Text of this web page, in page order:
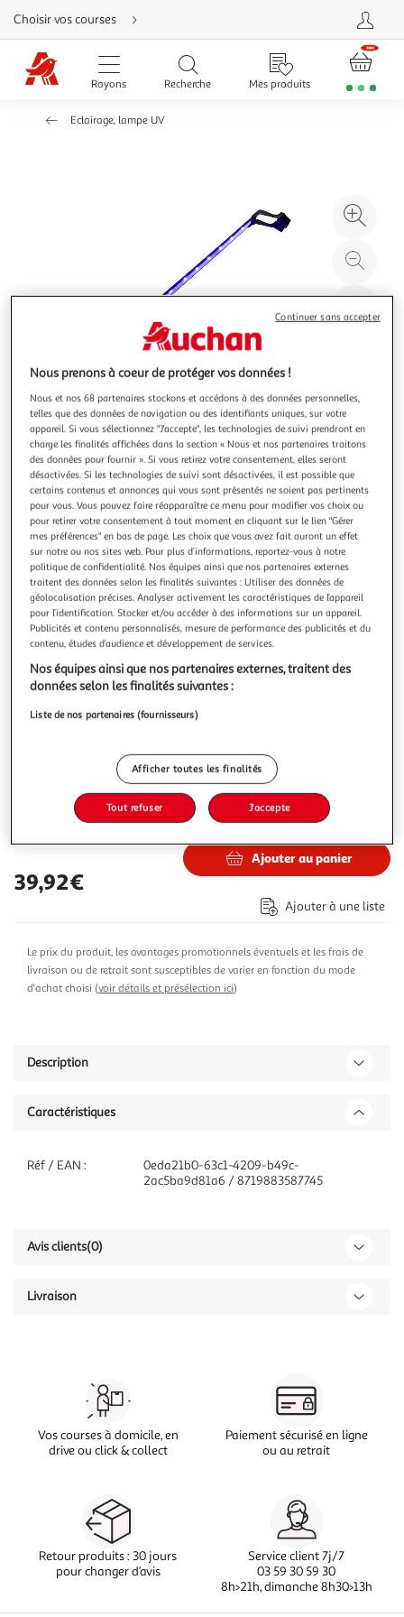
Aller
directement
au
contenu
Aller
directement
Aller
Choisir vos courses
Rayons Recherche Mes produits
Eclairage, lampe UV
à
100
le
Illustration
précédente
Illustration
suivante
VIDAXL
Lampe a LED d'aquarium avec pinces 75-90 cm Bleu
et blanc
Notre lampe d'aquarium avec un aspect mince, moderne et
concis, avec pince reglable, est excellente pour les plantes
aquatiques et peut decorer dans divers scenarios tels que
le vivier, l'aquarium, le jardin a eau d'interieur, les reservoirs
de plantes d'interieur, etc. Les LED super brillantes et e
En savoir +
Vendu parMultishop
Livraison dès 5/6 jours
Plus d'options
Vendu par Multishop
Livraison dès 1/2 semaines
Livraison offerte
Plus d'options
Vendu parASD
39,92€
Ajouter au panier
Ajouter à une liste
Le prix du produit, les avantages promotionnels éventuels et les frais de
livraison ou de retrait sont susceptibles de varier en fonction du mode
d'achat choisi (voir détails et présélection ici)
Description
Caractéristiques
Réf / EAN :
0eda21b0-63c1-4209-b49c-
2ac5ba9d81a6 / 8719883587745
Avis clients(0)
Livraison
Vos courses à domicile, en
drive ou click & collect
Paiement sécurisé en ligne
ou au retrait
Retour produits : 30 jours
pour changer d’avis
Service client 7j/7
03 59 30 59 30
8h>21h, dimanche 8h30>13h
Nous prenons à coeur de protéger vos données !
Nous et nos 68 partenaires stockons et accédons à des données personnelles,
telles que des données de navigation ou des identifiants uniques, sur votre
appareil. Si vous sélectionnez "J'accepte", les technologies de suivi prendront en
charge les finalités affichées dans la section « Nous et nos partenaires traitons
des données pour fournir ». Si vous retirez votre consentement, elles seront
désactivées. Si les technologies de suivi sont désactivées, il est possible que
certains contenus et annonces qui vous sont présentés ne soient pas pertinents
pour vous. Vous pouvez faire réapparaître ce menu pour modifier vos choix ou
pour retirer votre consentement à tout moment en cliquant sur le lien "Gérer
mes préférences" en bas de page. Les choix que vous avez fait auront un effet
sur notre ou nos sites web. Pour plus d’informations, reportez-vous à notre
politique de confidentialité. Nos équipes ainsi que nos partenaires externes
traitent des données selon les finalités suivantes : Utiliser des données de
géolocalisation précises. Analyser activement les caractéristiques de l’appareil
pour l’identification. Stocker et/ou accéder à des informations sur un appareil.
Publicités et contenu personnalisés, mesure de performance des publicités et du
contenu, études d’audience et développement de services.
Nos équipes ainsi que nos partenaires externes, traitent des
données selon les finalités suivantes :
Liste de nos partenaires (fournisseurs)
Afficher toutes les finalités
Tout refuser J'accepte
Continuer sans accepter